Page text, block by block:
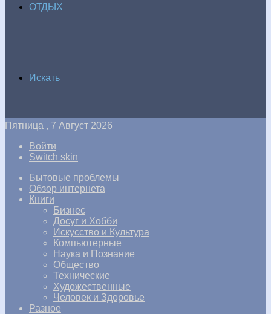
ОТДЫХ
Искать
Пятница , 7 Август 2026
Войти
Switch skin
Бытовые проблемы
Обзор интернета
Книги
Бизнес
Досуг и Хобби
Искусство и Культура
Компьютерные
Наука и Познание
Общество
Технические
Художественные
Человек и Здоровье
Разное